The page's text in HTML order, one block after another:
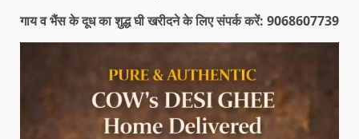
गाय व भैंस के दूध का शुद्ध घी खरीदने के लिए संपर्क करें: 9068607739